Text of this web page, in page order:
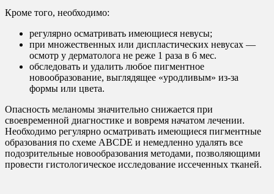
Кроме того, необходимо:
регулярно осматривать имеющиеся невусы;
при множественных или диспластических невусах —
осмотр у дерматолога не реже 1 раза в 6 мес.
обследовать и удалить любое пигментное
новообразование, выглядящее «уродливым» из-за
формы или цвета.
Опасность меланомы значительно снижается при
своевременной диагностике и вовремя начатом лечении.
Необходимо регулярно осматривать имеющиеся пигментные
образования по схеме ABCDE и немедленно удалять все
подозрительные новообразования методами, позволяющими
провести гистологическое исследование иссеченных тканей.